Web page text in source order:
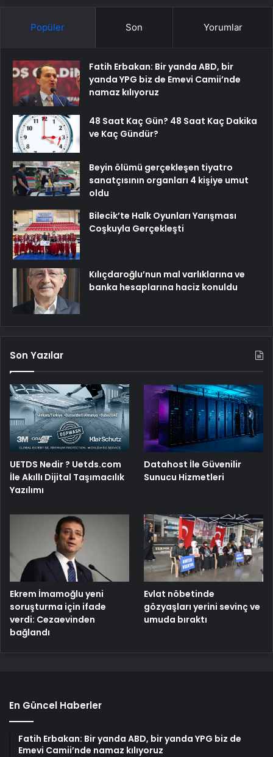
Popüler Son Yorumlar
Fatih Erbakan: Bir yanda ABD, bir
yanda YPG biz de Emevi Camii’nde
namaz kılıyoruz
48 Saat Kaç Gün? 48 Saat Kaç Dakika
ve Kaç Gündür?
Beyin ölümü gerçekleşen tiyatro
sanatçısının organları 4 kişiye umut
oldu
Bilecik’te Halk Oyunları Yarışması
Coşkuyla Gerçekleşti
Kılıçdaroğlu’nun mal varlıklarına ve
banka hesaplarına haciz konuldu
Son Yazılar
UETDS Nedir ? Uetds.com
İle Akıllı Dijital Taşımacılık
Yazılımı
Datahost İle Güvenilir
Sunucu Hizmetleri
Ekrem İmamoğlu yeni
soruşturma için ifade
verdi: Cezaevinden
bağlandı
Evlat nöbetinde
gözyaşları yerini sevinç ve
umuda bıraktı
En Güncel Haberler
Fatih Erbakan: Bir yanda ABD, bir yanda YPG biz de
Emevi Camii’nde namaz kılıyoruz